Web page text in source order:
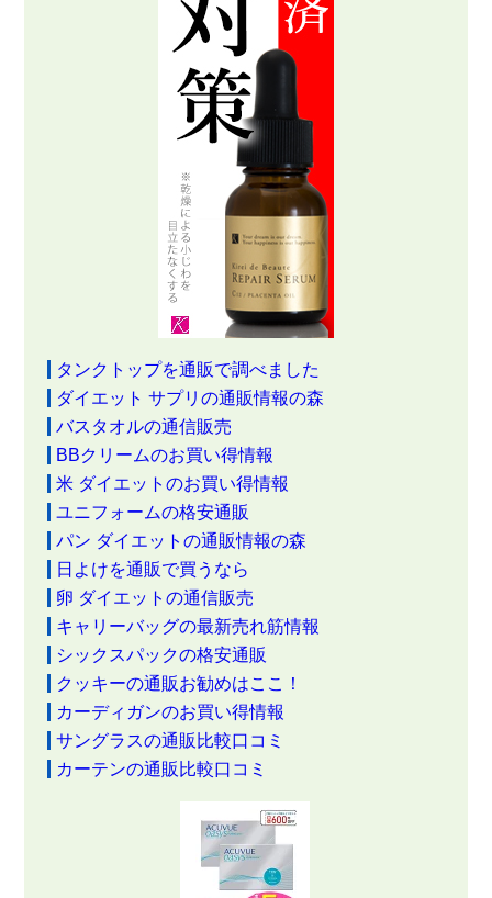
タンクトップを通販で調べました
ダイエット サプリの通販情報の森
バスタオルの通信販売
BBクリームのお買い得情報
米 ダイエットのお買い得情報
ユニフォームの格安通販
パン ダイエットの通販情報の森
日よけを通販で買うなら
卵 ダイエットの通信販売
キャリーバッグの最新売れ筋情報
シックスパックの格安通販
クッキーの通販お勧めはここ！
カーディガンのお買い得情報
サングラスの通販比較口コミ
カーテンの通販比較口コミ